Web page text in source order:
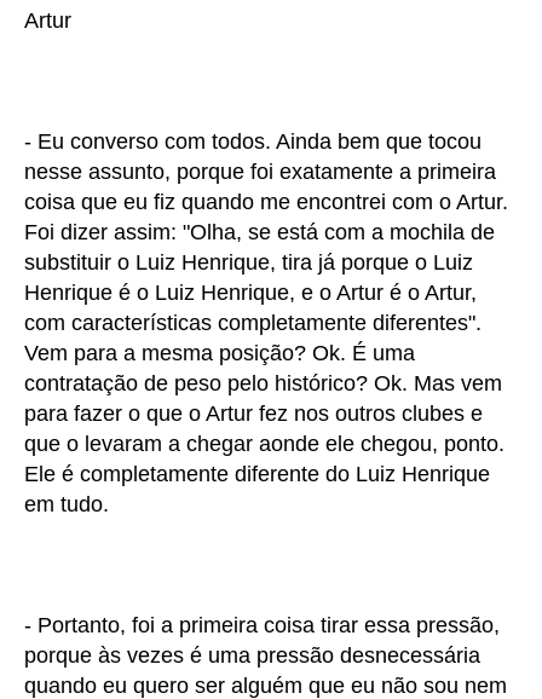
Artur
- Eu converso com todos. Ainda bem que tocou
nesse assunto, porque foi exatamente a primeira
coisa que eu fiz quando me encontrei com o Artur.
Foi dizer assim: "Olha, se está com a mochila de
substituir o Luiz Henrique, tira já porque o Luiz
Henrique é o Luiz Henrique, e o Artur é o Artur,
com características completamente diferentes".
Vem para a mesma posição? Ok. É uma
contratação de peso pelo histórico? Ok. Mas vem
para fazer o que o Artur fez nos outros clubes e
que o levaram a chegar aonde ele chegou, ponto.
Ele é completamente diferente do Luiz Henrique
em tudo.
- Portanto, foi a primeira coisa tirar essa pressão,
porque às vezes é uma pressão desnecessária
quando eu quero ser alguém que eu não sou nem